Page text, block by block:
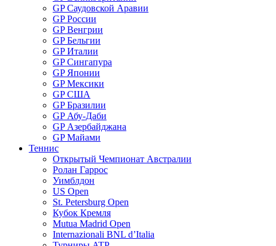
GP Саудовской Аравии
GP России
GP Венгрии
GP Бельгии
GP Италии
GP Сингапура
GP Японии
GP Мексики
GP США
GP Бразилии
GP Абу-Даби
GP Азербайджана
GP Майами
Теннис
Открытый Чемпионат Австралии
Ролан Гаррос
Уимблдон
US Open
St. Petersburg Open
Кубок Кремля
Mutua Madrid Open
Internazionali BNL d’Italia